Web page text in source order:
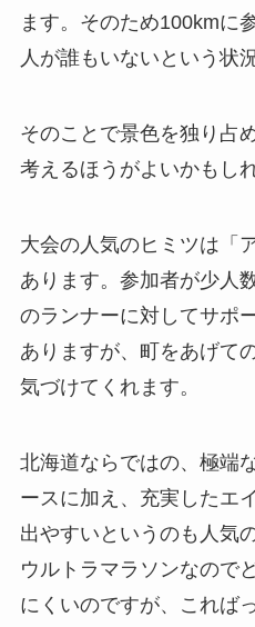
ます。そのため100kmに
人が誰もいないという状
そのことで景色を独り占
考えるほうがよいかもし
大会の人気のヒミツは「
あります。参加者が少人
のランナーに対してサポ
ありますが、町をあげて
気づけてくれます。
北海道ならではの、極端
ースに加え、充実したエ
出やすいというのも人気
ウルトラマラソンなので
にくいのですが、これば